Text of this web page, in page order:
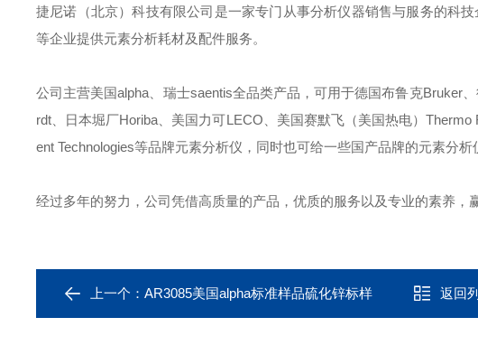
捷尼诺（北京）科技有限公司是一家专门从事分析仪器销售与服务的科
等企业提供元素分析耗材及配件服务。
公司主营美国alpha、瑞士saentis全品类产品，可用于德国布鲁克Bruker
rdt、日本堀厂Horiba、美国力可LECO、美国赛默飞（美国热电）
ent Technologies等品牌元素分析仪，同时也可给一些国产品牌的元素分
经过多年的努力，公司凭借高质量的产品，优质的服务以及专业的素养，
上一个： AR3085美国alpha标准样品硫化锌标样 返回